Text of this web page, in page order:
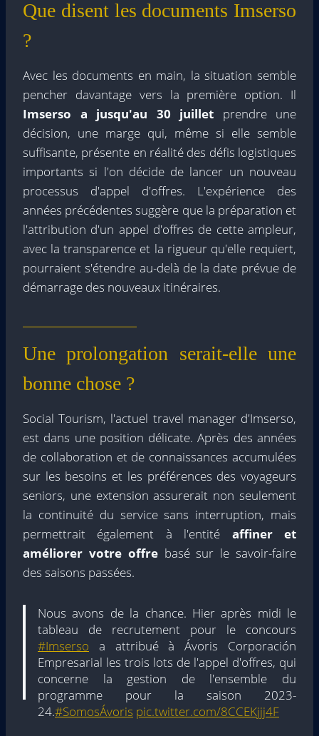
Que disent les documents Imserso
?
Avec les documents en main, la situation semble
pencher davantage vers la première option. Il
Imserso a jusqu'au 30 juillet prendre une
décision, une marge qui, même si elle semble
suffisante, présente en réalité des défis logistiques
importants si l'on décide de lancer un nouveau
processus d'appel d'offres. L'expérience des
années précédentes suggère que la préparation et
l'attribution d'un appel d'offres de cette ampleur,
avec la transparence et la rigueur qu'elle requiert,
pourraient s'étendre au-delà de la date prévue de
démarrage des nouveaux itinéraires.
Une prolongation serait-elle une
bonne chose ?
Social Tourism, l'actuel travel manager d'Imserso,
est dans une position délicate. Après des années
de collaboration et de connaissances accumulées
sur les besoins et les préférences des voyageurs
seniors, une extension assurerait non seulement
la continuité du service sans interruption, mais
permettrait également à l'entité affiner et
améliorer votre offrebasé sur le savoir-faire
des saisons passées.
Nous avons de la chance. Hier après midi le
tableau de recrutement pour le concours
#Imserso a attribué à Ávoris Corporación
Empresarial les trois lots de l'appel d'offres, qui
concerne la gestion de l'ensemble du
programme pour la saison 2023-
24.#SomosÁvoris pic.twitter.com/8CCEKjjj4F